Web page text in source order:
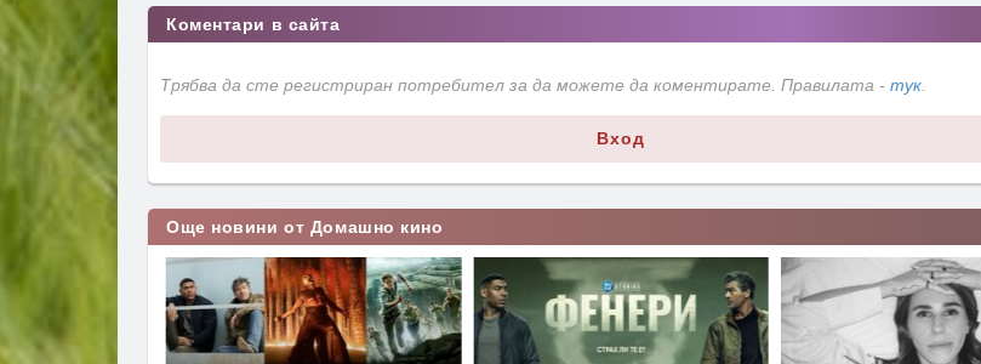
Коментари в сайта
Трябва да сте регистриран потребител за да можете да коментирате. Правилата - тук.
Вход
Още новини от Домашно кино